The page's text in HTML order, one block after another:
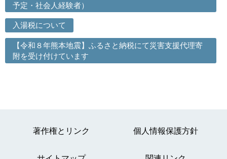
予定・社会人経験者）
入湯税について
【令和８年熊本地震】ふるさと納税にて災害支援代理寄
附を受け付けています
著作権とリンク 個人情報保護方針